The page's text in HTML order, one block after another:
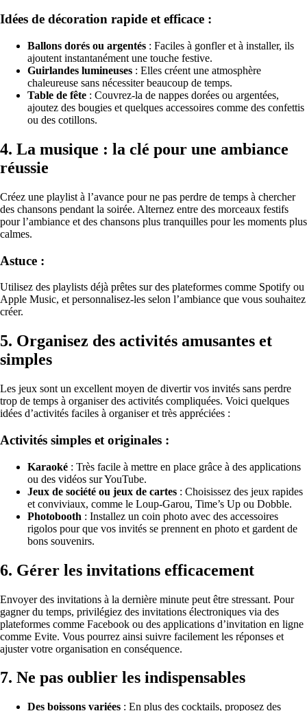
Idées de décoration rapide et efficace :
Ballons dorés ou argentés : Faciles à gonfler et à installer, ils
ajoutent instantanément une touche festive.
Guirlandes lumineuses : Elles créent une atmosphère
chaleureuse sans nécessiter beaucoup de temps.
Table de fête : Couvrez-la de nappes dorées ou argentées,
ajoutez des bougies et quelques accessoires comme des confettis
ou des cotillons.
4. La musique : la clé pour une ambiance
réussie
Créez une playlist à l’avance pour ne pas perdre de temps à chercher
des chansons pendant la soirée. Alternez entre des morceaux festifs
pour l’ambiance et des chansons plus tranquilles pour les moments plus
calmes.
Astuce :
Utilisez des playlists déjà prêtes sur des plateformes comme Spotify ou
Apple Music, et personnalisez-les selon l’ambiance que vous souhaitez
créer.
5. Organisez des activités amusantes et
simples
Les jeux sont un excellent moyen de divertir vos invités sans perdre
trop de temps à organiser des activités compliquées. Voici quelques
idées d’activités faciles à organiser et très appréciées :
Activités simples et originales :
Karaoké : Très facile à mettre en place grâce à des applications
ou des vidéos sur YouTube.
Jeux de société ou jeux de cartes : Choisissez des jeux rapides
et conviviaux, comme le Loup-Garou, Time’s Up ou Dobble.
Photobooth : Installez un coin photo avec des accessoires
rigolos pour que vos invités se prennent en photo et gardent de
bons souvenirs.
6. Gérer les invitations efficacement
Envoyer des invitations à la dernière minute peut être stressant. Pour
gagner du temps, privilégiez des invitations électroniques via des
plateformes comme Facebook ou des applications d’invitation en ligne
comme Evite. Vous pourrez ainsi suivre facilement les réponses et
ajuster votre organisation en conséquence.
7. Ne pas oublier les indispensables
Des boissons variées : En plus des cocktails, proposez des